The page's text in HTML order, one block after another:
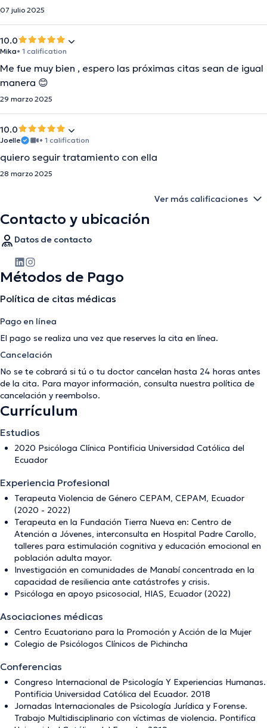
07 julio 2025
10.0
Mika• 1 calification
Me fue muy bien , espero las próximas citas sean de igual
manera 😊
29 marzo 2025
10.0
Joelle • 1 calification
quiero seguir tratamiento con ella
28 marzo 2025
Ver más calificaciones
Contacto y ubicación
Datos de contacto
Métodos de Pago
Política de citas médicas
Pago en línea
El pago se realiza una vez que reserves la cita en línea.
Cancelación
No se te cobrará si tú o tu doctor cancelan hasta 24 horas antes
de la cita. Para mayor información, consulta nuestra política de
cancelación y reembolso.
Currículum
Estudios
2020 Psicóloga Clínica Pontificia Universidad Católica del
Ecuador
Experiencia Profesional
Terapeuta Violencia de Género CEPAM, CEPAM, Ecuador
(2020 - 2022)
Terapeuta en la Fundación Tierra Nueva en: Centro de
Atención a Jóvenes, interconsulta en Hospital Padre Carollo,
talleres para estimulación cognitiva y educación emocional en
población adulta mayor.
Investigación en comunidades de Manabí concentrada en la
capacidad de resiliencia ante catástrofes y crisis.
Psicóloga en apoyo psicosocial, HIAS, Ecuador (2022)
Asociaciones médicas
Centro Ecuatoriano para la Promoción y Acción de la Mujer
Colegio de Psicólogos Clínicos de Pichincha
Conferencias
Congreso Internacional de Psicología Y Experiencias Humanas.
Pontificia Universidad Católica del Ecuador. 2018
Jornadas Internacionales de Psicología Jurídica y Forense.
Trabajo Multidisciplinario con víctimas de violencia. Pontifica